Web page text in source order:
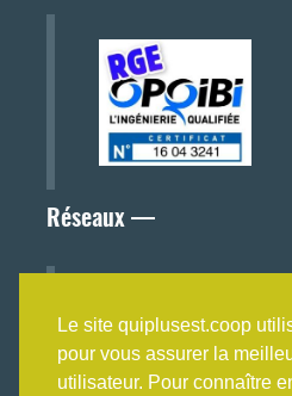
Le site quiplusest.coop
pour vous assurer la
utilisateur. Pour connaître
Réseaux —
Nos partenaires et